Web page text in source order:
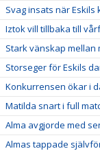
Svag insats när Eskils
Iztok vill tillbaka till
Stark vänskap mellan
Storseger för Eskils
Konkurrensen ökar i
Matilda snart i full
Alma avgjorde med
Almas tappade